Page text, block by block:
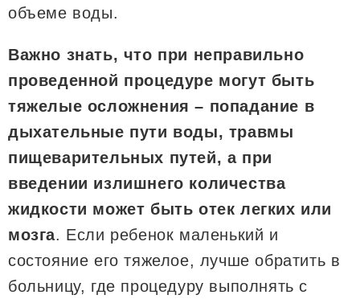
объеме воды.
Важно знать, что при неправильно
проведенной процедуре могут быть
тяжелые осложнения – попадание в
дыхательные пути воды, травмы
пищеварительных путей, а при
введении излишнего количества
жидкости может быть отек легких или
мозга. Если ребенок маленький и
состояние его тяжелое, лучше обратить в
больницу, где процедуру выполнять с